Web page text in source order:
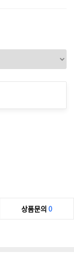
상품문의 0